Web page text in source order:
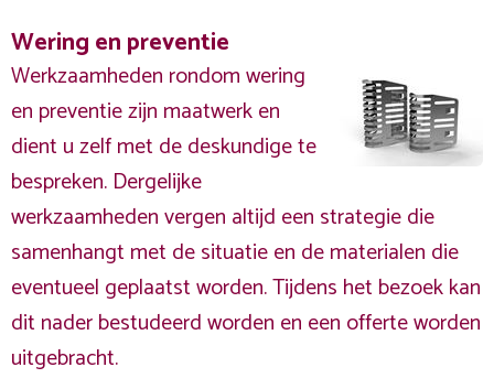
Wering en preventie
Werkzaamheden rondom wering
en preventie zijn maatwerk en
dient u zelf met de deskundige te
bespreken. Dergelijke
werkzaamheden vergen altijd een strategie die
samenhangt met de situatie en de materialen die
eventueel geplaatst worden. Tijdens het bezoek kan
dit nader bestudeerd worden en een offerte worden
uitgebracht.